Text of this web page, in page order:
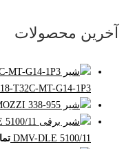
آخرین محصولات
T32C-MT-G14-1P3
DMV-DLE 5100/11